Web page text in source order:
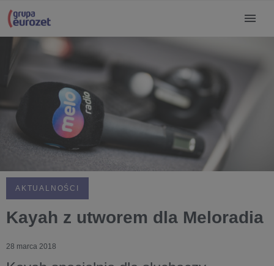
AKTUALNOŚCI
Kayah z utworem dla Meloradia
28 marca 2018